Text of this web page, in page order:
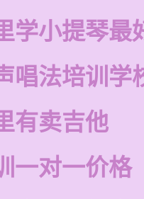
学小提琴最
唱法培训学
有卖吉他
一对一价格